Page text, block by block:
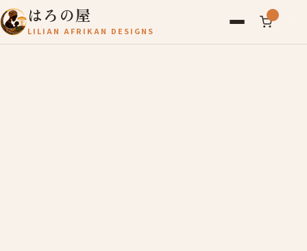
はろの屋
LILIAN AFRIKAN DESIGNS